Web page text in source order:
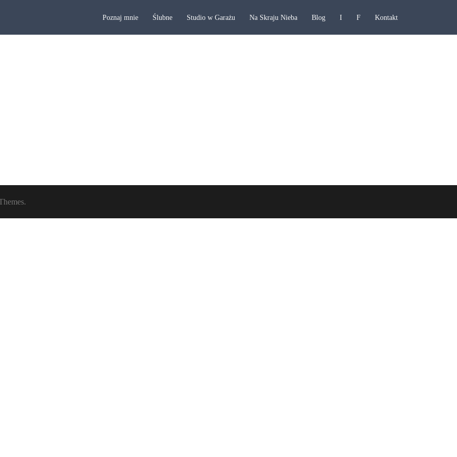
Poznaj mnie Ślubne Studio w Garażu Na Skraju Nieba Blog I F Kontakt